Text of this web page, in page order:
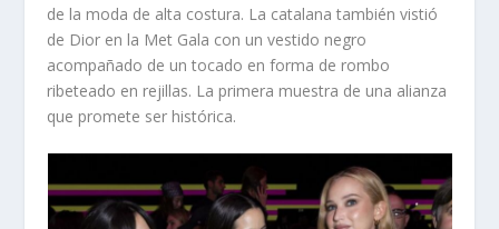
de la moda de alta costura. La catalana también vistió
de Dior en la Met Gala con un vestido negro
acompañado de un tocado en forma de rombo
ribeteado en rejillas. La primera muestra de una alianza
que promete ser histórica.